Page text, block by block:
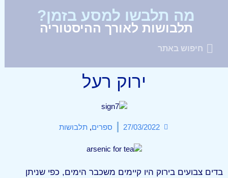
מה תלבשו למסע בזמן?
תלבושות לאורך ההיסטוריה
ירוק רעל
27/03/2022 ספרים, תלבושות
בדים צבועים בירוק היו קיימים משכבר הימים, כפי שניתן